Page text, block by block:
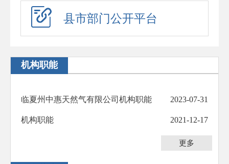
应急演练
法治政府建设年度报告
县市部门公开平台
机构职能
临夏州中惠天然气有限公司机构职能 2023-07-31
机构职能 2021-12-17
更多